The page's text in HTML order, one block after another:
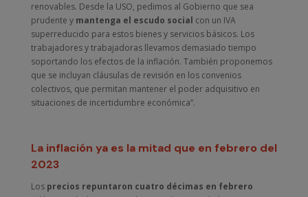
renovables. Desde la USO, pedimos al Gobierno que sea
prudente y mantenga el escudo social con un IVA
superreducido para estos bienes y servicios básicos. Los
trabajadores y trabajadoras llevamos demasiado tiempo
soportando los efectos de la inflación. También proponemos
que se incluyan cláusulas de revisión en los convenios
colectivos, que permitan mantener el poder adquisitivo en
situaciones de incertidumbre económica”.
La inflación ya es la mitad que en febrero del
2023
Los precios repuntaron cuatro décimas en febrero